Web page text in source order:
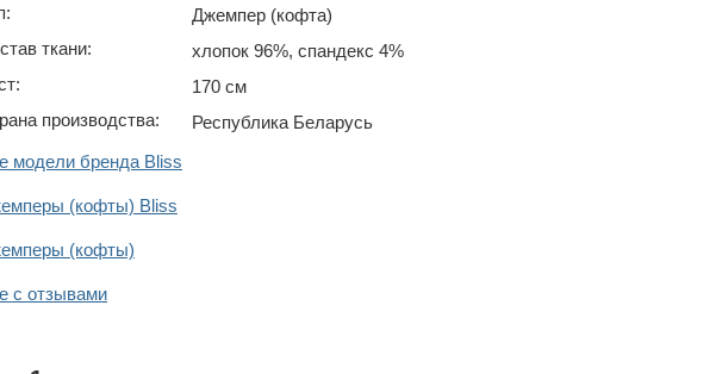
Джемпер (кофта)
ткани:
хлопок 96%, спандекс 4%
170 см
производства:
Республика Беларусь
модели бренда Bliss
(кофты) Bliss
(кофты)
с отзывами